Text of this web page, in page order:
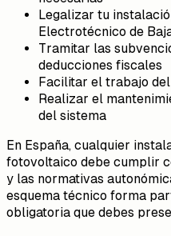
Legalizar tu
Electrotécnico de
Tramitar las
deducciones fiscales
Facilitar el trabajo
Realizar el
del sistema
En España, cualquier
fotovoltaico debe cumplir
y las normativas
esquema técnico forma
obligatoria que debes